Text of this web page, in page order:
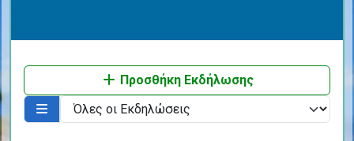
Προσθήκη Εκδήλωσης